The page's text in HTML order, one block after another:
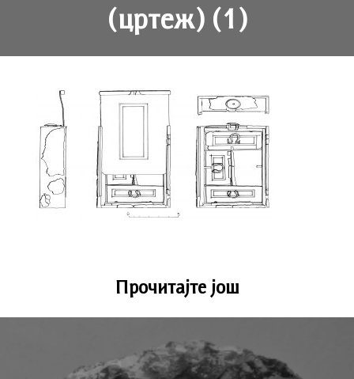
(цртеж) (1)
Прочитајте још